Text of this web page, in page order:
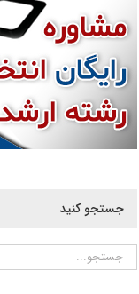
جستجو کنید
جستجو